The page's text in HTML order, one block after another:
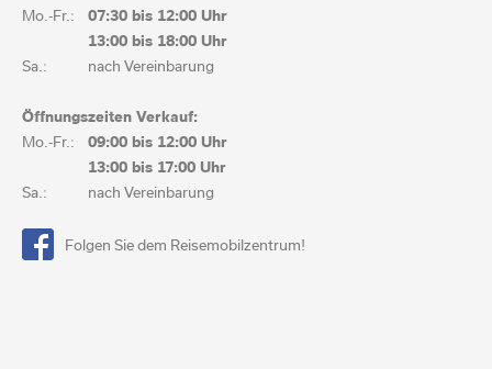
Mo.-Fr.:
07:30 bis 12:00 Uhr
13:00 bis 18:00 Uhr
Sa.:
nach Vereinbarung
Öffnungszeiten Verkauf:
Mo.-Fr.:
09:00 bis 12:00 Uhr
13:00 bis 17:00 Uhr
Sa.:
nach Vereinbarung
Folgen Sie dem Reisemobilzentrum!